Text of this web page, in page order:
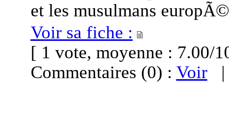
et les musulmans
Voir sa fiche :
[ 1 vote, moyenne :
Commentaires (0) : Voir